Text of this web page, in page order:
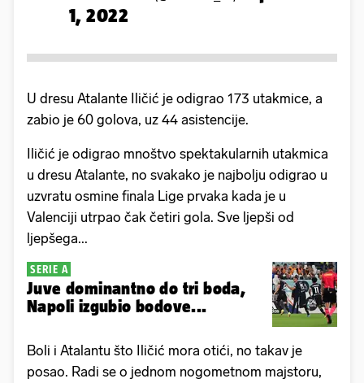
1, 2022
U dresu Atalante Iličić je odigrao 173 utakmice, a
zabio je 60 golova, uz 44 asistencije.
Iličić je odigrao mnoštvo spektakularnih utakmica
u dresu Atalante, no svakako je najbolju odigrao u
uzvratu osmine finala Lige prvaka kada je u
Valenciji utrpao čak četiri gola. Sve ljepši od
ljepšega...
SERIE A
Juve dominantno do tri boda,
Napoli izgubio bodove...
Boli i Atalantu što Iličić mora otići, no takav je
posao. Radi se o jednom nogometnom majstoru,